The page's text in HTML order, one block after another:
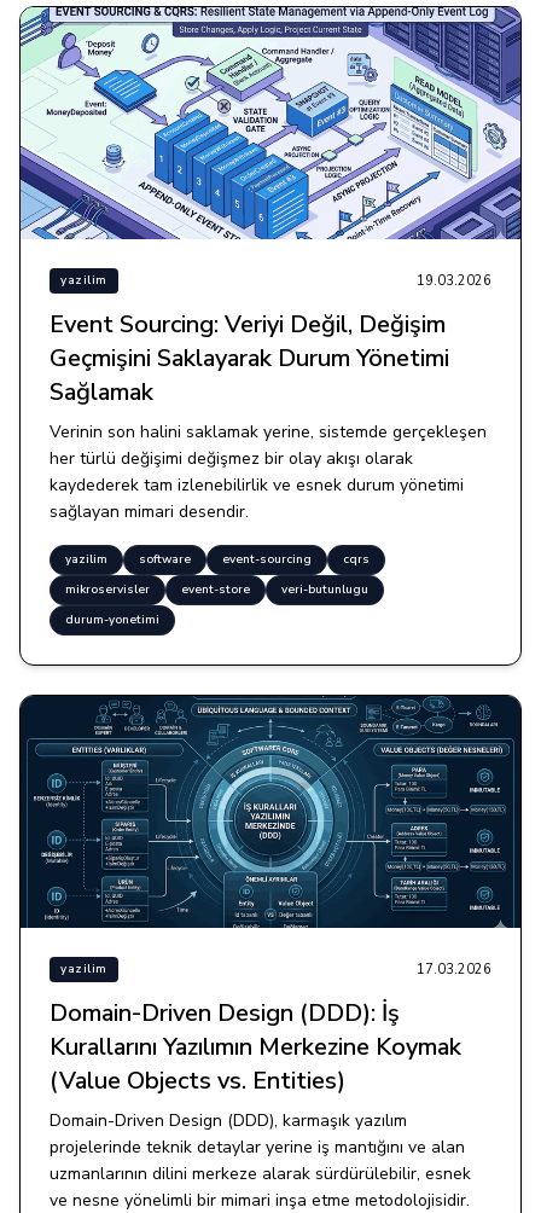
yazilim 19.03.2026
Event Sourcing: Veriyi Değil, Değişim
Geçmişini Saklayarak Durum Yönetimi
Sağlamak
Verinin son halini saklamak yerine, sistemde gerçekleşen
her türlü değişimi değişmez bir olay akışı olarak
kaydederek tam izlenebilirlik ve esnek durum yönetimi
sağlayan mimari desendir.
yazilim software event-sourcing
cqrs
mikroservisler
event-store
veri-butunlugu
durum-yonetimi
yazilim 17.03.2026
Domain-Driven Design (DDD): İş
Kurallarını Yazılımın Merkezine Koymak
(Value Objects vs. Entities)
Domain-Driven Design (DDD), karmaşık yazılım
projelerinde teknik detaylar yerine iş mantığını ve alan
uzmanlarının dilini merkeze alarak sürdürülebilir, esnek
ve nesne yönelimli bir mimari inşa etme metodolojisidir.